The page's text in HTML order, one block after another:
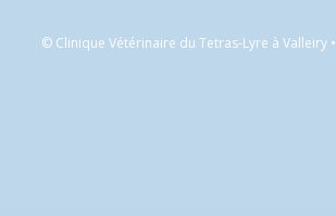
© Clinique Vétérinaire du Tetras-Lyre à Valleiry •